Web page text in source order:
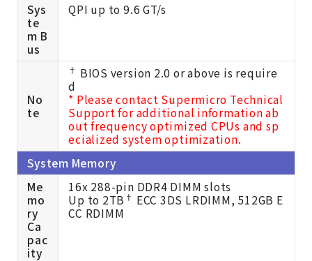
Sys
te
m B
us
QPI up to 9.6 GT/s
No
te
† BIOS version 2.0 or above is require
d
* Please contact Supermicro Technical
Support for additional information ab
out frequency optimized CPUs and sp
ecialized system optimization.
System Memory
Me
mo
ry
Ca
pac
ity
16x 288-pin DDR4 DIMM slots
Up to 2TB † ECC 3DS LRDIMM, 512GB E
CC RDIMM